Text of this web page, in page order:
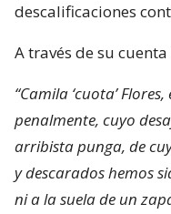
descalificaciones
A través de su
“Camila ‘cuota’
penalmente, cuyo
arribista punga, de
y descarados hemos
ni a la suela de un